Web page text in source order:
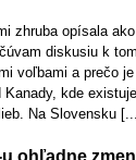
zhruba opísala
diskusiu k
voľbami a prečo
kde
Na Slovensku
ohľadne